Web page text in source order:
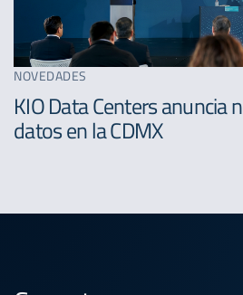
NOVEDADES
KIO Data Centers anuncia
datos en la CDMX